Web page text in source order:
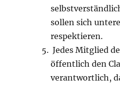
sollen sich
respektieren.
Jedes Mitglied
öffentlich den
verantwortlich,